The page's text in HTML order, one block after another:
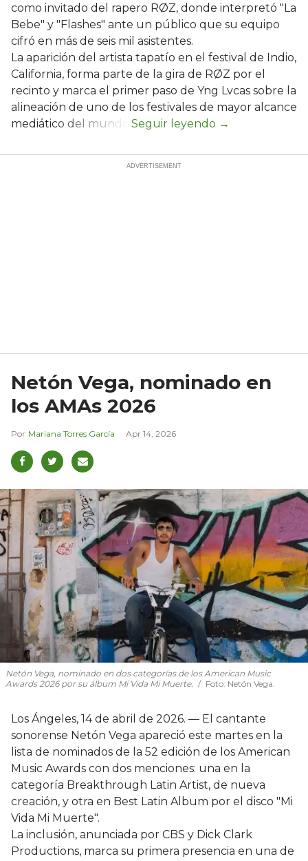
como invitado del rapero RØZ, donde interpretó "La
Bebe" y "Flashes" ante un público que su equipo
cifró en más de seis mil asistentes.
La aparición del artista tapatío en el festival de Indio,
California, forma parte de la gira de RØZ por el
recinto y marca el primer paso de Yng Lvcas sobre la
alineación de uno de los festivales de mayor alcance
mediático del mundo.
Netón Vega, nominado en
los AMAs 2026
Mariana Torres García Apr 14, 2026
Netón Vega, nominado en dos categorías de los American Music
Awards 2026 por su álbum Mi Vida Mi Muerte.
Foto: Netón Vega.
Los Ángeles, 14 de abril de 2026. — El cantante
sonorense Netón Vega apareció este martes en la
lista de nominados de la 52 edición de los American
Music Awards con dos menciones: una en la
categoría Breakthrough Latin Artist, de nueva
creación, y otra en Best Latin Album por el disco "Mi
Vida Mi Muerte".
La inclusión, anunciada por CBS y Dick Clark
Productions, marca su primera presencia en una de